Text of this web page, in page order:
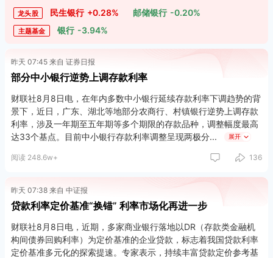
龙头股 民生银行 +0.28% 邮储银行 -0.20%
主题基金 银行 -3.94%
昨天 07:45 来自 证券日报
部分中小银行逆势上调存款利率
财联社8月8日电，在年内多数中小银行延续存款利率下调趋势的背
景下，近日，广东、湖北等地部分农商行、村镇银行逆势上调存款
利率，涉及一年期至五年期等多个期限的存款品种，调整幅度最高
达33个基点。目前中小银行存款利率调整呈现两极分
展开
阅读 248.6w+ 136
昨天 07:38 来自 中证报
贷款利率定价基准“换锚” 利率市场化再进一步
财联社8月8日电，近期，多家商业银行落地以DR（存款类金融机
构间债券回购利率）为定价基准的企业贷款，标志着我国贷款利率
定价基准多元化的探索提速。专家表示，持续丰富贷款定价参考基